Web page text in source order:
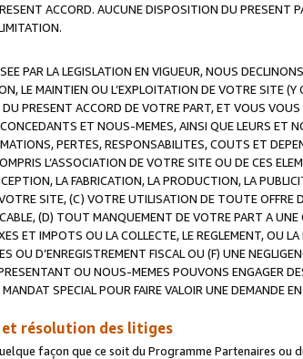
ACCORD. AUCUNE DISPOSITION DU
PAR LA LEGISLATION EN VIGUEUR, NOUS
LE MAINTIEN OU L’EXPLOITATION DE VOTRE SITE
PRESENT ACCORD DE VOTRE PART, ET VOUS
ET NOUS-MEMES, AINSI QUE LEURS ET
PERTES, RESPONSABILITES, COUTS ET
L’ASSOCIATION DE VOTRE SITE OU DE CES
LA FABRICATION, LA PRODUCTION, LA
SITE, (C) VOTRE UTILISATION DE TOUTE OFFRE
(D) TOUT MANQUEMENT DE VOTRE PART A
ET IMPOTS OU LA COLLECTE, LE REGLEMENT, OU
OU D’ENREGISTREMENT FISCAL OU (F) UNE
OU NOUS-MEMES POUVONS ENGAGER
SPECIAL POUR FAIRE VALOIR UNE DEMANDE
résolution des litiges
façon que ce soit du Programme Partenaires